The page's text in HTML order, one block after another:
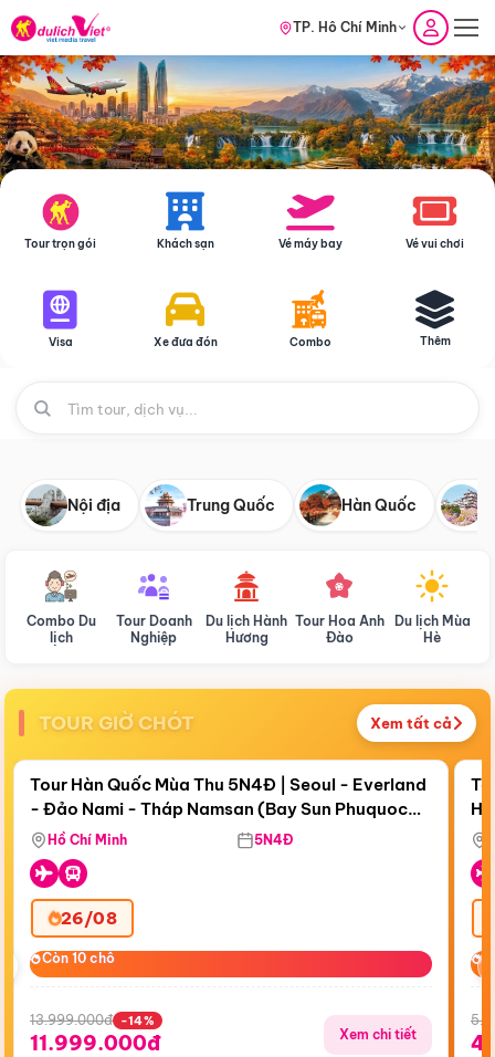
TP. Hồ Chí Minh
Tour trọn gói Khách sạn Vé máy bay Vé vui chơi
Visa Xe đưa đón Combo Thêm
Nội địa Trung Quốc Hàn Quốc
Combo Du
lịch
Tour Doanh
Nghiệp
Du lịch Hành
Hương
Tour Hoa Anh
Đào
Du lịch Mùa
Hè
TOUR GIỜ CHÓT Xem tất cả
Còn18 ngày 14:21:31
Bay Sun Phuquoc Airways
Điểm nổi bật
Tour Hàn Quốc Mùa Thu 5N4Đ | Seoul - Everland
- Đảo Nami - Tháp Namsan (Bay Sun Phuquoc
Airways)
Hồ Chí Minh 5N4Đ
26/08
Còn 10 chỗ
Còn 10 chỗ
13.999.000đ -14%
11.999.000đ Xem chi tiết